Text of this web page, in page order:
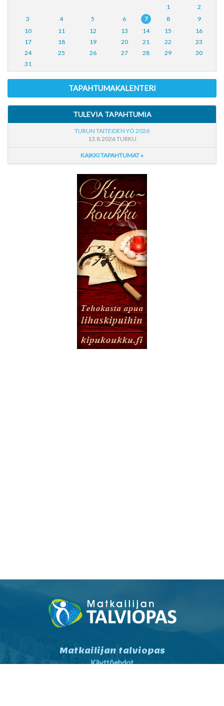
1
2
3
4 5 6 7 8
9
10
11 12 13 14 15
16
17
18 19 20 21 22
23
24
25 26 27 28 29
30
31
TAPAHTUMAKALENTERI
TULEVIA TAPAHTUMIA
TURUN TAITEIDEN YÖ 2026
13.8.2026 TURKU
KAIKKI TAPAHTUMAT »
Matkailijan talviopas
Käyttöehdot